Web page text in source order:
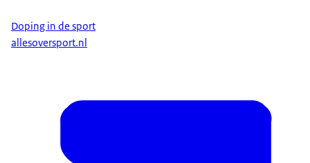
Doping in de sport
allesoversport.nl